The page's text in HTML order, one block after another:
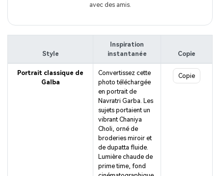
avec des amis.
Style
Inspiration
instantanée
Copie
Portrait classique de
Galba
Convertissez cette
photo téléchargée
en portrait de
Navratri Garba. Les
sujets portaient un
vibrant Chaniya
Choli, orné de
broderies miroir et
de dupatta fluide.
Lumière chaude de
prime time, fond
Copie